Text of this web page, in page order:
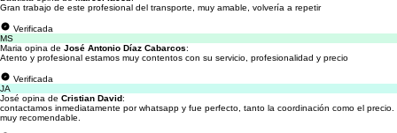
Gran trabajo de este profesional del transporte, muy amable, volvería a repetir
Verificada
MS
Maria opina de José Antonio Díaz Cabarcos:
Atento y profesional estamos muy contentos con su servicio, profesionalidad y precio
Verificada
JA
José opina de Cristian David:
contactamos inmediatamente por whatsapp y fue perfecto, tanto la coordinación como el precio.
muy recomendable.